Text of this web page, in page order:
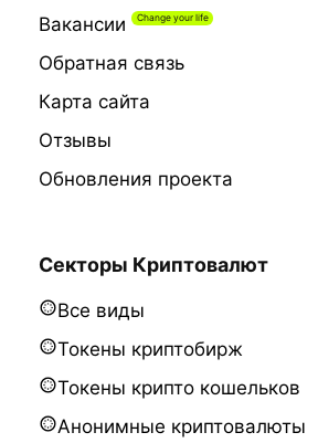
Вакансии
Обратная связь
Карта сайта
Отзывы
Обновления проекта
Секторы Криптовалют
Все виды
Токены криптобирж
Токены крипто кошельков
Анонимные криптовалюты